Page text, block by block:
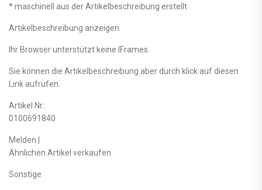
* maschinell aus der Artikelbeschreibung erstellt
Artikelbeschreibung anzeigen
Ihr Browser unterstützt keine IFrames.
Sie können die Artikelbeschreibung aber durch klick auf diesen
Link aufrufen.
Artikel Nr.:
0100691840
Melden |
Ähnlichen Artikel verkaufen
Sonstige